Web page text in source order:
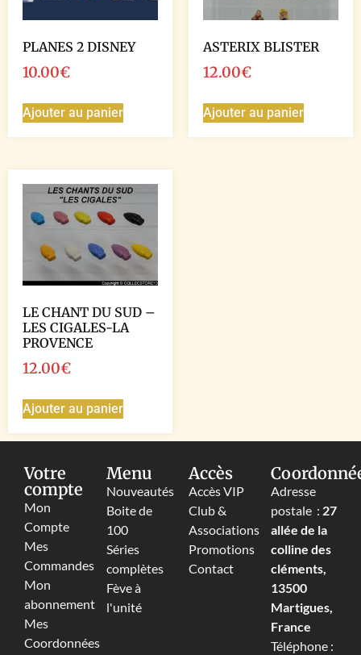
PLANES 2 DISNEY
10.00€
Ajouter au panier
ASTERIX BLISTER
12.00€
Ajouter au panier
LE CHANT DU SUD –
LES CIGALES-LA
PROVENCE
12.00€
Ajouter au panier
Votre
compte
Mon
Compte
Mes
Commandes
Mon
abonnement
Mes
Coordonnées
Menu
Nouveautés
Boite de
100
Séries
complètes
Fève à
l'unité
Accès
Accès VIP
Club &
Associations
Promotions
Contact
Adresse
postale : 27
allée de la
colline des
cléments,
13500
Martigues,
France
Téléphone :